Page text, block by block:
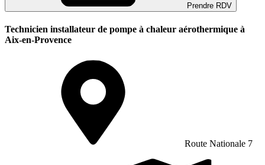
Prendre RDV
Technicien installateur de pompe à chaleur aérothermique à
Aix-en-Provence
Route Nationale 7